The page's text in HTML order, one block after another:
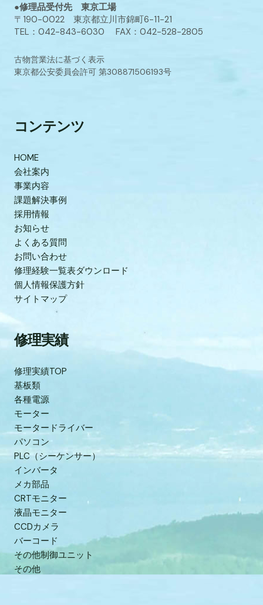
●修理品受付先 東京工場
〒190-0022 東京都立川市錦町6-11-21
TEL：042-843-6030 FAX：042-528-2805
古物営業法に基づく表示
東京都公安委員会許可 第308871506193号
コンテンツ
HOME
会社案内
事業内容
課題解決事例
採用情報
お知らせ
よくある質問
お問い合わせ
修理経験一覧表ダウンロード
個人情報保護方針
サイトマップ
修理実績
修理実績TOP
基板類
各種電源
モーター
モータードライバー
パソコン
PLC（シーケンサー）
インバータ
メカ部品
CRTモニター
液晶モニター
CCDカメラ
バーコード
その他制御ユニット
その他